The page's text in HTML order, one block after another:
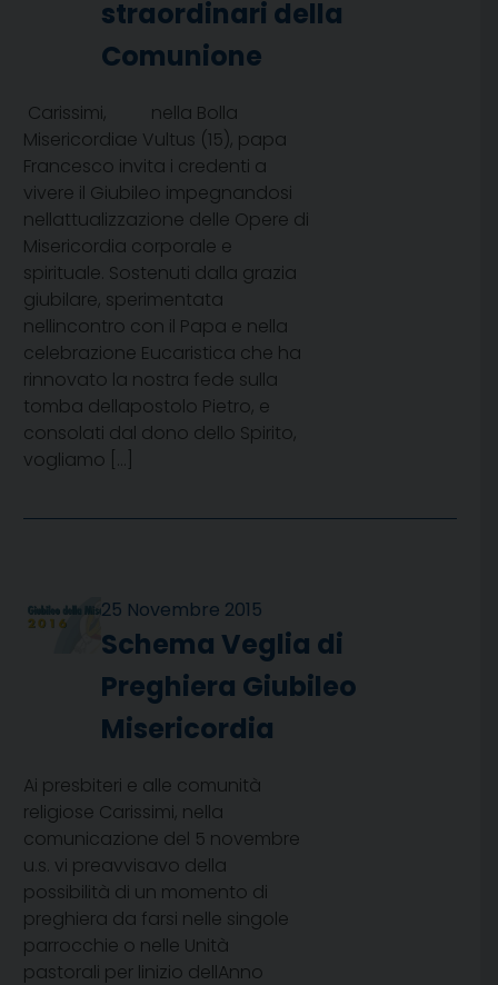
straordinari della
Comunione
Carissimi, nella Bolla
Misericordiae Vultus (15), papa
Francesco invita i credenti a
vivere il Giubileo impegnandosi
nellattualizzazione delle Opere di
Misericordia corporale e
spirituale. Sostenuti dalla grazia
giubilare, sperimentata
nellincontro con il Papa e nella
celebrazione Eucaristica che ha
rinnovato la nostra fede sulla
tomba dellapostolo Pietro, e
consolati dal dono dello Spirito,
vogliamo […]
25 Novembre 2015
Schema Veglia di
Preghiera Giubileo
Misericordia
Ai presbiteri e alle comunità
religiose Carissimi, nella
comunicazione del 5 novembre
u.s. vi preavvisavo della
possibilità di un momento di
preghiera da farsi nelle singole
parrocchie o nelle Unità
pastorali per linizio dellAnno